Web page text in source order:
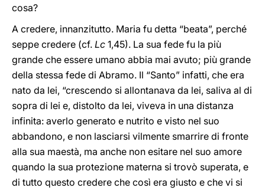
cosa?
A credere, innanzitutto. Maria fu detta “beata”, perché
seppe credere (cf. Lc 1,45). La sua fede fu la più
grande che essere umano abbia mai avuto; più grande
della stessa fede di Abramo. Il “Santo” infatti, che era
nato da lei, “crescendo si allontanava da lei, saliva al di
sopra di lei e, distolto da lei, viveva in una distanza
infinita: averlo generato e nutrito e visto nel suo
abbandono, e non lasciarsi vilmente smarrire di fronte
alla sua maestà, ma anche non esitare nel suo amore
quando la sua protezione materna si trovò superata, e
di tutto questo credere che così era giusto e che vi si